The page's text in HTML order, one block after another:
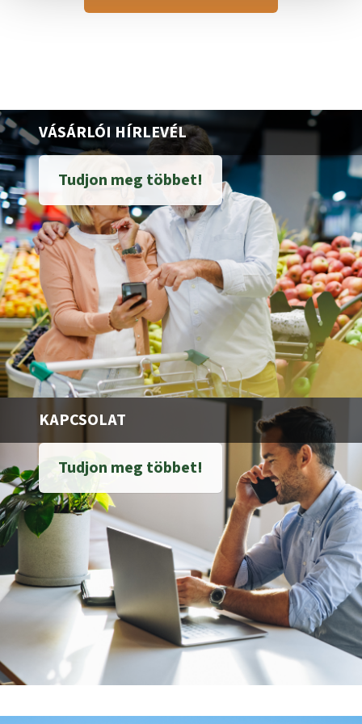
VÁSÁRLÓI HÍRLEVÉL
Tudjon meg többet!
KAPCSOLAT
Tudjon meg többet!